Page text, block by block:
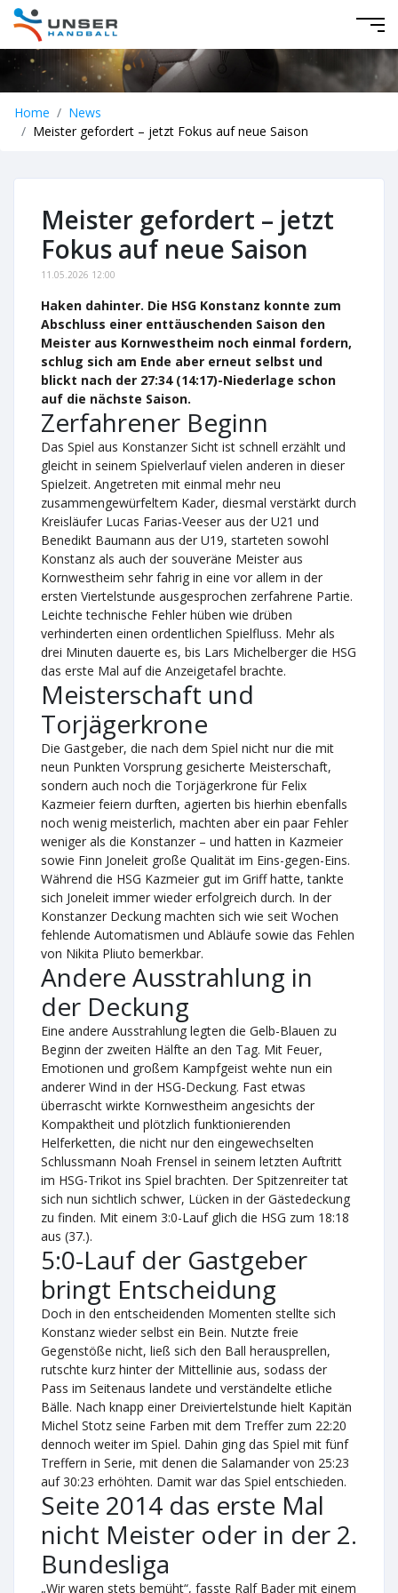
Home
News
Meister gefordert – jetzt Fokus auf neue Saison
Meister gefordert – jetzt
Fokus auf neue Saison
11.05.2026 12:00
Haken dahinter. Die HSG Konstanz konnte zum
Abschluss einer enttäuschenden Saison den
Meister aus Kornwestheim noch einmal fordern,
schlug sich am Ende aber erneut selbst und
blickt nach der 27:34 (14:17)-Niederlage schon
auf die nächste Saison.
Zerfahrener Beginn
Das Spiel aus Konstanzer Sicht ist schnell erzählt und
gleicht in seinem Spielverlauf vielen anderen in dieser
Spielzeit. Angetreten mit einmal mehr neu
zusammengewürfeltem Kader, diesmal verstärkt durch
Kreisläufer Lucas Farias-Veeser aus der U21 und
Benedikt Baumann aus der U19, starteten sowohl
Konstanz als auch der souveräne Meister aus
Kornwestheim sehr fahrig in eine vor allem in der
ersten Viertelstunde ausgesprochen zerfahrene Partie.
Leichte technische Fehler hüben wie drüben
verhinderten einen ordentlichen Spielfluss. Mehr als
drei Minuten dauerte es, bis Lars Michelberger die HSG
das erste Mal auf die Anzeigetafel brachte.
Meisterschaft und
Torjägerkrone
Die Gastgeber, die nach dem Spiel nicht nur die mit
neun Punkten Vorsprung gesicherte Meisterschaft,
sondern auch noch die Torjägerkrone für Felix
Kazmeier feiern durften, agierten bis hierhin ebenfalls
noch wenig meisterlich, machten aber ein paar Fehler
weniger als die Konstanzer – und hatten in Kazmeier
sowie Finn Joneleit große Qualität im Eins-gegen-Eins.
Während die HSG Kazmeier gut im Griff hatte, tankte
sich Joneleit immer wieder erfolgreich durch. In der
Konstanzer Deckung machten sich wie seit Wochen
fehlende Automatismen und Abläufe sowie das Fehlen
von Nikita Pliuto bemerkbar.
Andere Ausstrahlung in
der Deckung
Eine andere Ausstrahlung legten die Gelb-Blauen zu
Beginn der zweiten Hälfte an den Tag. Mit Feuer,
Emotionen und großem Kampfgeist wehte nun ein
anderer Wind in der HSG-Deckung. Fast etwas
überrascht wirkte Kornwestheim angesichts der
Kompaktheit und plötzlich funktionierenden
Helferketten, die nicht nur den eingewechselten
Schlussmann Noah Frensel in seinem letzten Auftritt
im HSG-Trikot ins Spiel brachten. Der Spitzenreiter tat
sich nun sichtlich schwer, Lücken in der Gästedeckung
zu finden. Mit einem 3:0-Lauf glich die HSG zum 18:18
aus (37.).
5:0-Lauf der Gastgeber
bringt Entscheidung
Doch in den entscheidenden Momenten stellte sich
Konstanz wieder selbst ein Bein. Nutzte freie
Gegenstöße nicht, ließ sich den Ball herausprellen,
rutschte kurz hinter der Mittellinie aus, sodass der
Pass im Seitenaus landete und verständelte etliche
Bälle. Nach knapp einer Dreiviertelstunde hielt Kapitän
Michel Stotz seine Farben mit dem Treffer zum 22:20
dennoch weiter im Spiel. Dahin ging das Spiel mit fünf
Treffern in Serie, mit denen die Salamander von 25:23
auf 30:23 erhöhten. Damit war das Spiel entschieden.
Seite 2014 das erste Mal
nicht Meister oder in der 2.
Bundesliga
„Wir waren stets bemüht“, fasste Ralf Bader mit einem